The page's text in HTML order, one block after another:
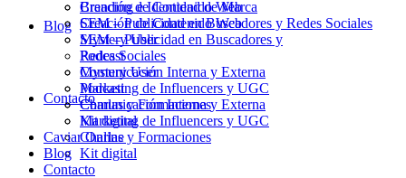
Branding e Identidad de Marca
Creación de Contenido Web
SEM – Publicidad en Buscadores y
Redes Sociales
Mystery User
Podcast
Comunicación Interna y Externa
Marketing de Influencers y UGC
Charlas y Formaciones
Kit digital
Blog
Contacto
Creación de Contenido Web
SEM – Publicidad en Buscadores y Redes Sociales
Mystery User
Podcast
Comunicación Interna y Externa
Marketing de Influencers y UGC
Charlas y Formaciones
Kit digital
Caviar Online
Blog
Contacto